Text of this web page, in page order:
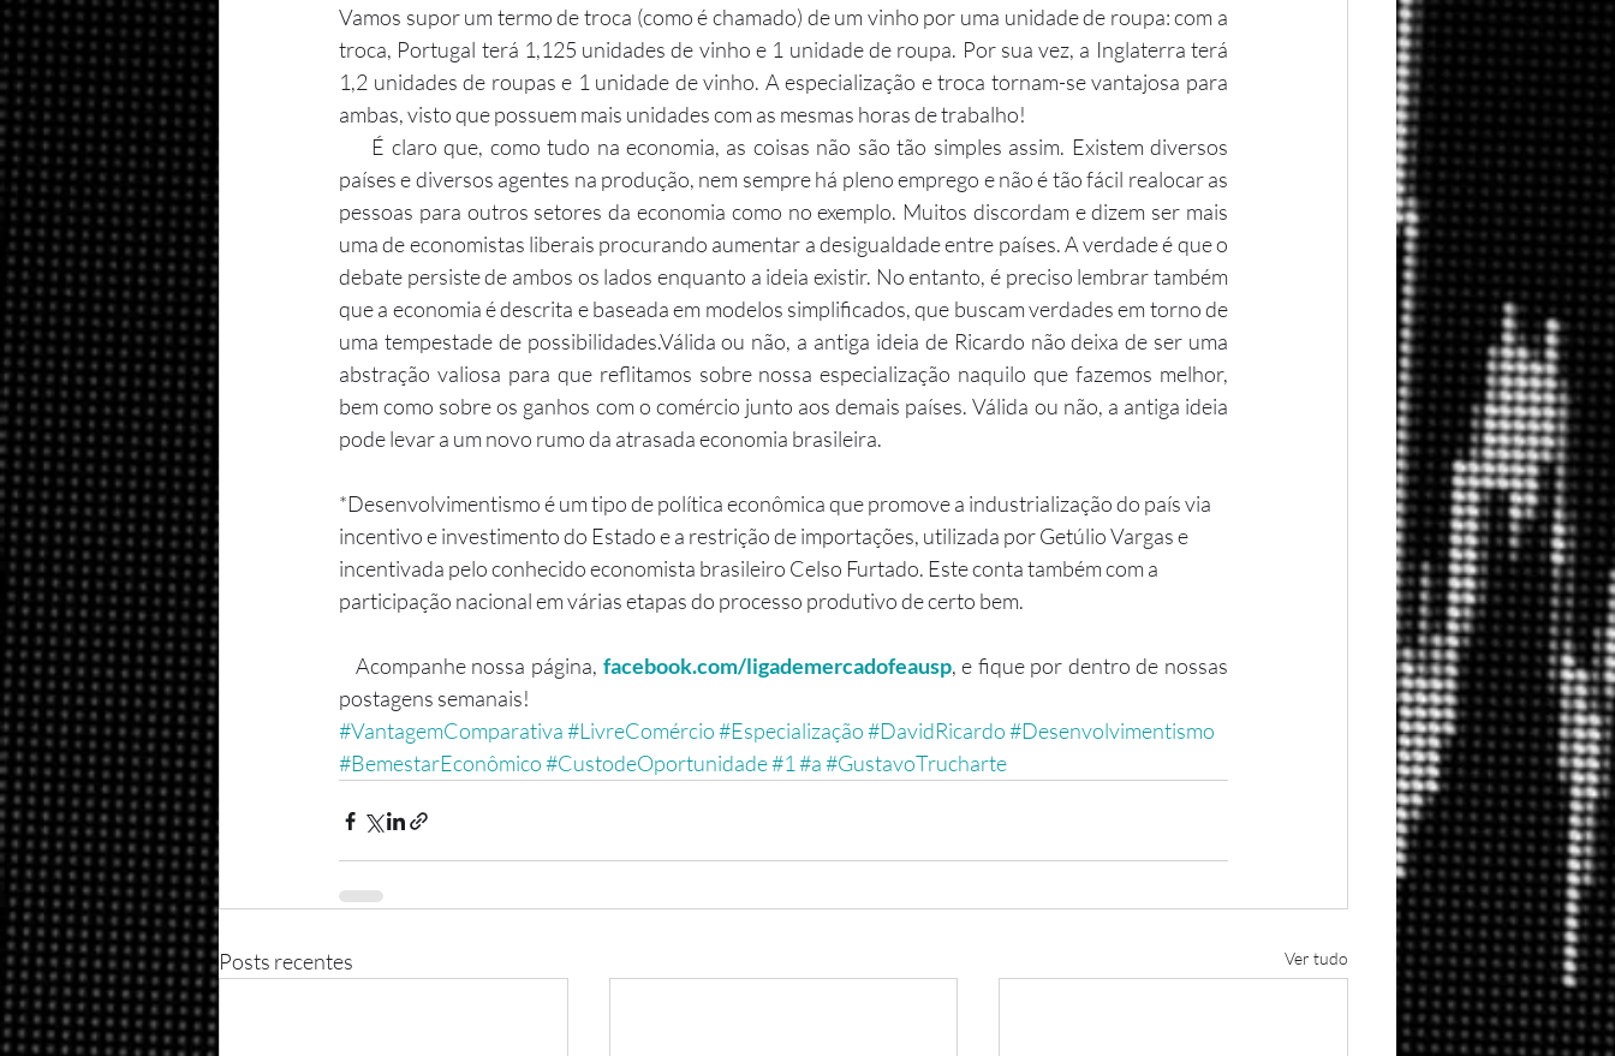
Vamos supor um termo de troca (como é chamado) de um vinho por uma unidade de roupa: com a
troca, Portugal terá 1,125 unidades de vinho e 1 unidade de roupa. Por sua vez, a Inglaterra terá
1,2 unidades de roupas e 1 unidade de vinho. A especialização e troca tornam-se vantajosa para
ambas, visto que possuem mais unidades com as mesmas horas de trabalho!
países e diversos agentes na produção, nem sempre há pleno emprego e não é tão fácil realocar as
pessoas para outros setores da economia como no exemplo. Muitos discordam e dizem ser mais
uma de economistas liberais procurando aumentar a desigualdade entre países. A verdade é que o
debate persiste de ambos os lados enquanto a ideia existir. No entanto, é preciso lembrar também
que a economia é descrita e baseada em modelos simplificados, que buscam verdades em torno de
uma tempestade de possibilidades.Válida ou não, a antiga ideia de Ricardo não deixa de ser uma
abstração valiosa para que reflitamos sobre nossa especialização naquilo que fazemos melhor,
bem como sobre os ganhos com o comércio junto aos demais países. Válida ou não, a antiga ideia
pode levar a um novo rumo da atrasada economia brasileira.
*Desenvolvimentismo é um tipo de política econômica que promove a industrialização do país via
incentivo e investimento do Estado e a restrição de importações, utilizada por Getúlio Vargas e
incentivada pelo conhecido economista brasileiro Celso Furtado. Este conta também com a
participação nacional em várias etapas do processo produtivo de certo bem.
   Acompanhe nossa página,
facebook.com/ligademercadofeausp, e fique por dentro de nossas
postagens semanais!
#VantagemComparativa#LivreComércio#Especialização#DavidRicardo#Desenvolvimentismo
#BemestarEconômico#CustodeOportunidade#1 #a#GustavoTrucharte
Posts recentes Ver tudo